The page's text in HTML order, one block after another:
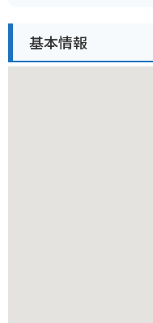
牛乳で作られたソフトク
しめます。
基本情報